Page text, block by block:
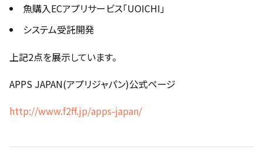
魚購入ECアプリサービス「UOICHI」
システム受託開発
上記2点を展示しています。
APPS JAPAN(アプリジャパン)公式ページ
http://www.f2ff.jp/apps-japan/